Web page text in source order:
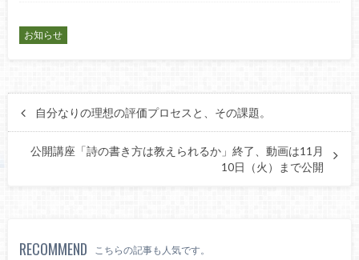
お知らせ
自分なりの理想の評価プロセスと、その課題。
公開講座「詩の書き方は教えられるか」終了、動画は11月
10日（火）まで公開
RECOMMEND こちらの記事も人気です。